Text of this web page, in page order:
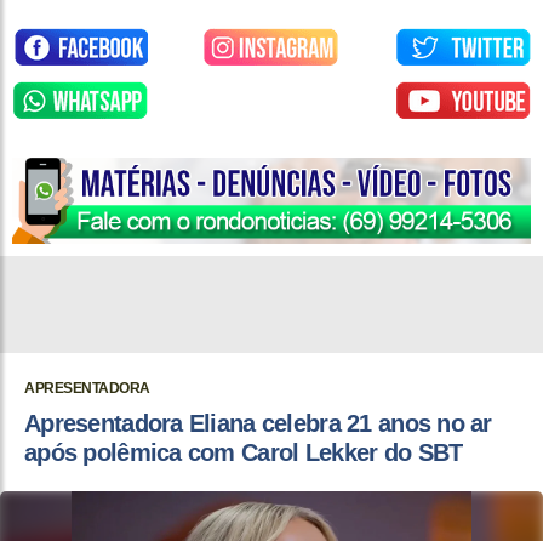
APRESENTADORA
Apresentadora Eliana celebra 21 anos no ar
após polêmica com Carol Lekker do SBT